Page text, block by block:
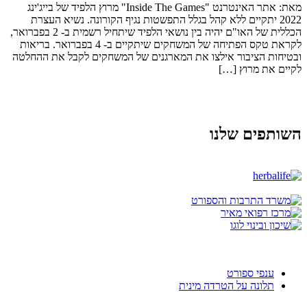
מאת: אתר האינטרנט "Inside The Games" מרוץ הלפיד של בייג'ינג
2022 יתקיים ללא קהל בגלל התפשטות נגיף הקורונה. נשיא העצרת
הכללית של האו"ם יהיה בין נושאי הלפיד שיתחיל רשמית ב- 2 בפברואר,
לקראת טקס הפתיחה של המשחקים שיתקיים ב- 4 בפברואר. בריאות
ובטיחות הציבור אילצו את המארגנים של המשחקים לקבל את ההחלטה
לקיים את מרוץ […]
השותפים שלנו
ענפי ספורט
תלונה על הטרדה מינית